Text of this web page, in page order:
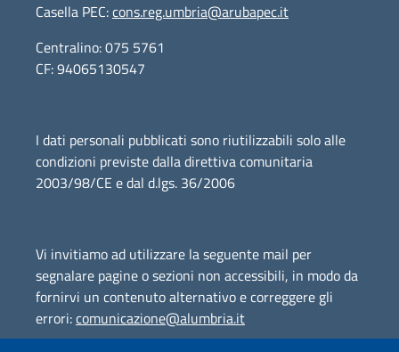
Casella PEC:cons.reg.umbria@arubapec.it
Centralino: 075 5761
CF: 94065130547
I dati personali pubblicati sono riutilizzabili solo alle
condizioni previste dalla direttiva comunitaria
2003/98/CE e dal d.lgs. 36/2006
Vi invitiamo ad utilizzare la seguente mail per
segnalare pagine o sezioni non accessibili, in modo da
fornirvi un contenuto alternativo e correggere gli
errori:comunicazione@alumbria.it